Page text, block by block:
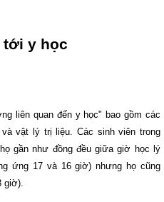
tới y học
liên quan đến y học" bao gồm các
vật lý trị liệu. Các sinh viên trong
gần như đồng đều giữa giờ học lý
ứng 17 và 16 giờ) nhưng họ cũng
giờ).